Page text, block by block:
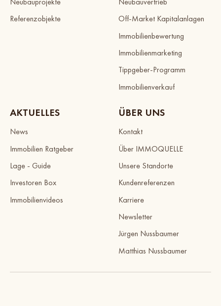
Referenzobjekte
Off-Market Kapitalanlagen
Immobilienbewertung
Immobilienmarketing
Tippgeber-Programm
Immobilienverkauf
AKTUELLES
News
Immobilien Ratgeber
Lage - Guide
Investoren Box
Immobilienvideos
ÜBER UNS
Kontakt
Über IMMOQUELLE
Unsere Standorte
Kundenreferenzen
Karriere
Newsletter
Jürgen Nussbaumer
Matthias Nussbaumer